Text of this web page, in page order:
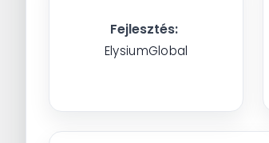
Fejlesztés:
ElysiumGlobal